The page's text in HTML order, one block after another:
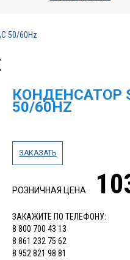
50/60Hz
КОНДЕНСАТОР
50/60HZ
ЗАКАЗАТЬ
РОЗНИЧНАЯ ЦЕНА
ЗАКАЖИТЕ ПО ТЕЛЕФОНУ:
8 800 700 43 13
8 861 232 75 62
8 952 821 98 81